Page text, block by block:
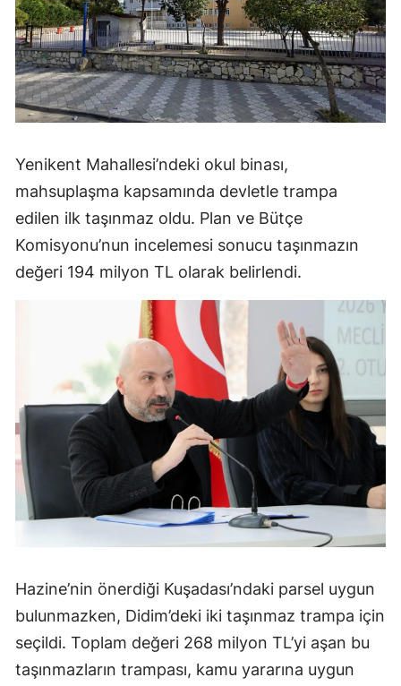
Yenikent Mahallesi’ndeki okul binası,
mahsuplaşma kapsamında devletle trampa
edilen ilk taşınmaz oldu. Plan ve Bütçe
Komisyonu’nun incelemesi sonucu taşınmazın
değeri 194 milyon TL olarak belirlendi.
Hazine’nin önerdiği Kuşadası’ndaki parsel uygun
bulunmazken, Didim’deki iki taşınmaz trampa için
seçildi. Toplam değeri 268 milyon TL’yi aşan bu
taşınmazların trampası, kamu yararına uygun